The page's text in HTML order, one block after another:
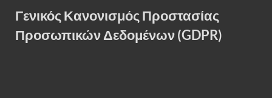
Γενικός Κανονισμός Προστασίας
Προσωπικών Δεδομένων (GDPR)